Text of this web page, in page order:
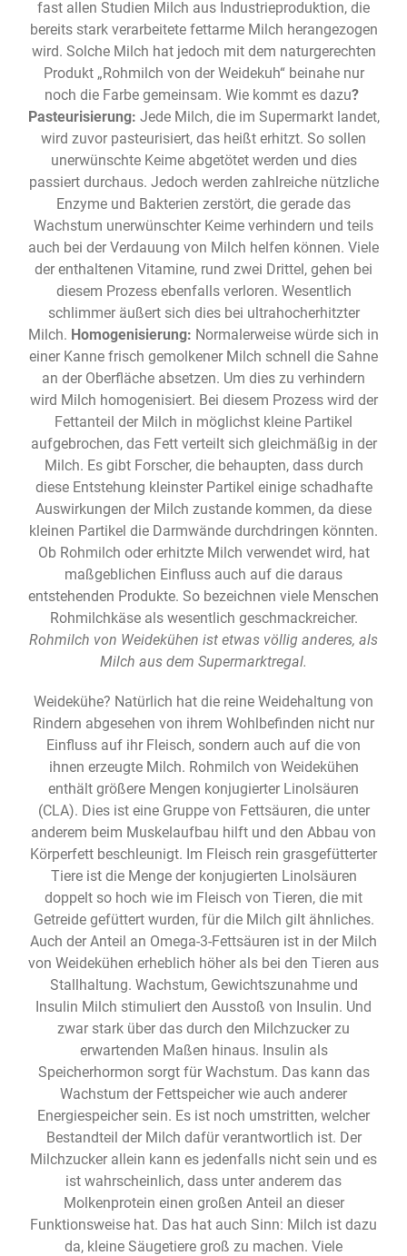
fast allen Studien Milch aus Industrieproduktion, die
bereits stark verarbeitete fettarme Milch herangezogen
wird. Solche Milch hat jedoch mit dem naturgerechten
Produkt „Rohmilch von der Weidekuh“ beinahe nur
noch die Farbe gemeinsam. Wie kommt es dazu?
Pasteurisierung: Jede Milch, die im Supermarkt landet,
wird zuvor pasteurisiert, das heißt erhitzt. So sollen
unerwünschte Keime abgetötet werden und dies
passiert durchaus. Jedoch werden zahlreiche nützliche
Enzyme und Bakterien zerstört, die gerade das
Wachstum unerwünschter Keime verhindern und teils
auch bei der Verdauung von Milch helfen können. Viele
der enthaltenen Vitamine, rund zwei Drittel, gehen bei
diesem Prozess ebenfalls verloren. Wesentlich
schlimmer äußert sich dies bei ultrahocherhitzter
Milch. Homogenisierung: Normalerweise würde sich in
einer Kanne frisch gemolkener Milch schnell die Sahne
an der Oberfläche absetzen. Um dies zu verhindern
wird Milch homogenisiert. Bei diesem Prozess wird der
Fettanteil der Milch in möglichst kleine Partikel
aufgebrochen, das Fett verteilt sich gleichmäßig in der
Milch. Es gibt Forscher, die behaupten, dass durch
diese Entstehung kleinster Partikel einige schadhafte
Auswirkungen der Milch zustande kommen, da diese
kleinen Partikel die Darmwände durchdringen könnten.
Ob Rohmilch oder erhitzte Milch verwendet wird, hat
maßgeblichen Einfluss auch auf die daraus
entstehenden Produkte. So bezeichnen viele Menschen
Rohmilchkäse als wesentlich geschmackreicher.
Rohmilch von Weidekühen ist etwas völlig anderes, als
Milch aus dem Supermarktregal.
Weidekühe? Natürlich hat die reine Weidehaltung von
Rindern abgesehen von ihrem Wohlbefinden nicht nur
Einfluss auf ihr Fleisch, sondern auch auf die von
ihnen erzeugte Milch. Rohmilch von Weidekühen
enthält größere Mengen konjugierter Linolsäuren
(CLA). Dies ist eine Gruppe von Fettsäuren, die unter
anderem beim Muskelaufbau hilft und den Abbau von
Körperfett beschleunigt. Im Fleisch rein grasgefütterter
Tiere ist die Menge der konjugierten Linolsäuren
doppelt so hoch wie im Fleisch von Tieren, die mit
Getreide gefüttert wurden, für die Milch gilt ähnliches.
Auch der Anteil an Omega-3-Fettsäuren ist in der Milch
von Weidekühen erheblich höher als bei den Tieren aus
Stallhaltung. Wachstum, Gewichtszunahme und
Insulin Milch stimuliert den Ausstoß von Insulin. Und
zwar stark über das durch den Milchzucker zu
erwartenden Maßen hinaus. Insulin als
Speicherhormon sorgt für Wachstum. Das kann das
Wachstum der Fettspeicher wie auch anderer
Energiespeicher sein. Es ist noch umstritten, welcher
Bestandteil der Milch dafür verantwortlich ist. Der
Milchzucker allein kann es jedenfalls nicht sein und es
ist wahrscheinlich, dass unter anderem das
Molkenprotein einen großen Anteil an dieser
Funktionsweise hat. Das hat auch Sinn: Milch ist dazu
da, kleine Säugetiere groß zu machen. Viele